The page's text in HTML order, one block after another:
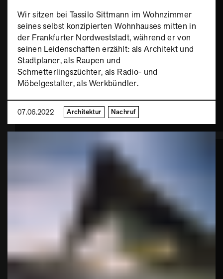
Wir sitzen bei Tassilo Sittmann im Wohnzimmer
seines selbst konzipierten Wohnhauses mitten in
der Frankfurter Nordweststadt, während er von
seinen Leidenschaften erzählt: als Architekt und
Stadtplaner, als Raupen und
Schmetterlingszüchter, als Radio- und
Möbelgestalter, als Werkbündler.
07.06.2022 Architektur Nachruf